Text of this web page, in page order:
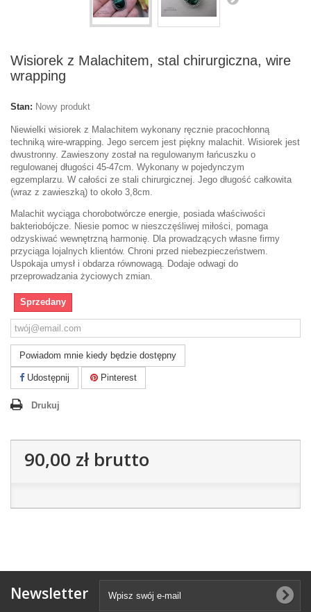
Wisiorek z Malachitem, stal chirurgiczna, wire
wrapping
Stan: Nowy produkt
Niewielki wisiorek z Malachitem wykonany ręcznie pracochłonną
techniką wire-wrapping. Jego sercem jest piękny malachit. Wisiorek jest
dwustronny. Zawieszony został na regulowanym łańcuszku o
regulowanej długości 45-47cm. Wykonany w pojedynczym
egzemplarzu. W całości ze stali chirurgicznej. Jego długość całkowita
(wraz z zawieszką) to około 3,8cm.
Malachit wyciąga chorobotwórcze energie, posiada właściwości
bakteriobójcze. Niesie pomoc w nieszczęśliwej miłości, pomaga
odzyskiwać wewnętrzną harmonię. Dla prowadzących własne firmy
przyciąga lojalnych klientów. Chroni przed niebezpieczeństwem.
Uspokaja umysł i obdarza równowagą. Dodaje odwagi do
przeprowadzania życiowych zmian.
Sprzedany
Powiadom mnie kiedy będzie dostępny
Udostępnij Pinterest
Drukuj
90,00 złbrutto
Newsletter